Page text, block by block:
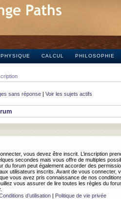
PHYSIQUE CALCUL PHILOSOPHIE
sans réponse | Voir les sujets actifs
vous devez être inscrit. L’inscription
secondes mais vous offre de multiples
du forum peut également accorder des
utilisateurs inscrits. Avant de vous connecter,
vous avez pris connaissance de nos
vous assurer de lire toutes les règles du
d’utilisation| Politique de vie privée